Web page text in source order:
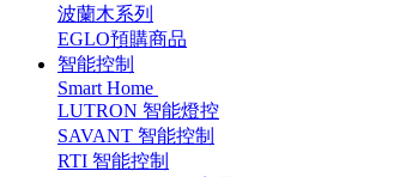
波蘭木系列
EGLO預購商品
智能控制
Smart Home
LUTRON 智能燈控
SAVANT 智能控制
RTI 智能控制